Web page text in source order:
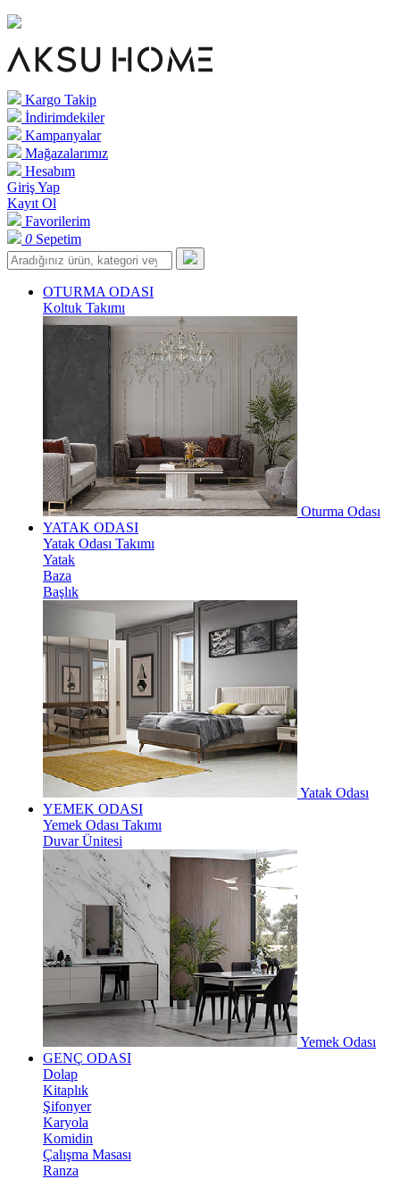
Kargo Takip
İndirimdekiler
Kampanyalar
Mağazalarımız
Hesabım
Giriş Yap
Kayıt Ol
Favorilerim
0 Sepetim
OTURMA ODASI
Koltuk Takımı
Oturma Odası
YATAK ODASI
Yatak Odası Takımı
Yatak
Baza
Başlık
Yatak Odası
YEMEK ODASI
Yemek Odası Takımı
Duvar Ünitesi
Yemek Odası
GENÇ ODASI
Dolap
Kitaplık
Şifonyer
Karyola
Komidin
Çalışma Masası
Ranza